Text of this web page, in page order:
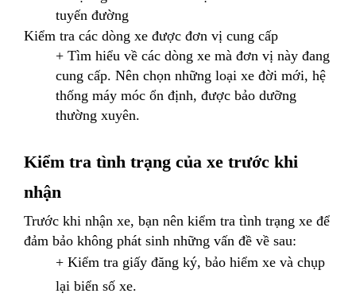
tuyến đường
Kiểm tra các dòng xe được đơn vị cung cấp
+ Tìm hiểu về các dòng xe mà đơn vị này đang
cung cấp. Nên chọn những loại xe đời mới, hệ
thống máy móc ổn định, được bảo dưỡng
thường xuyên.
Kiểm tra tình trạng của xe trước khi
nhận
Trước khi nhận xe, bạn nên kiểm tra tình trạng xe để
đảm bảo không phát sinh những vấn đề về sau:
+ Kiểm tra giấy đăng ký, bảo hiểm xe và chụp
lại biển số xe.